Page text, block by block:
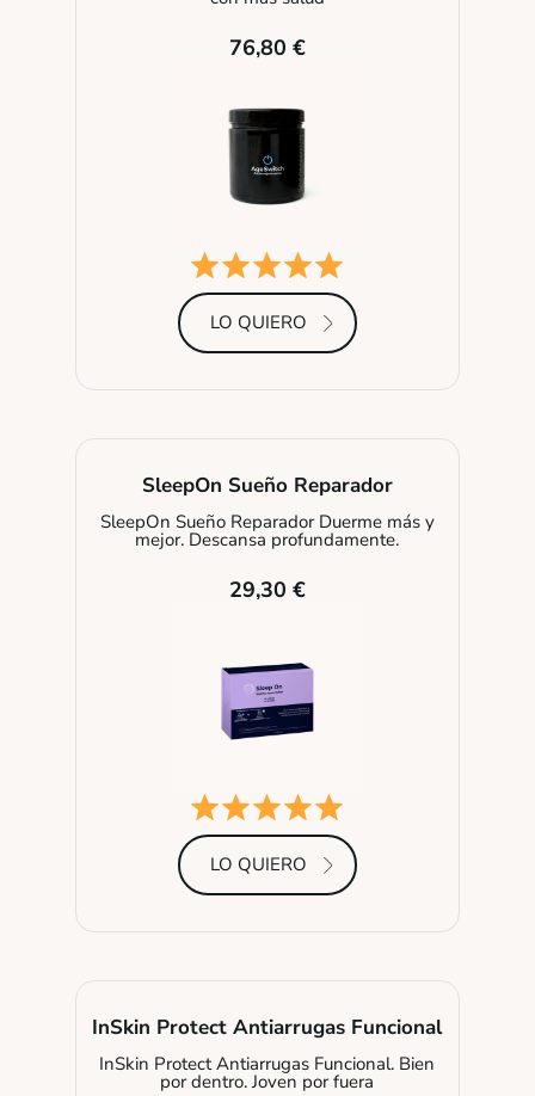
76,80 €
LO QUIERO
SleepOn Sueño Reparador
SleepOn Sueño Reparador Duerme más y
mejor. Descansa profundamente.
29,30 €
LO QUIERO
InSkin Protect Antiarrugas Funcional
InSkin Protect Antiarrugas Funcional. Bien
por dentro. Joven por fuera